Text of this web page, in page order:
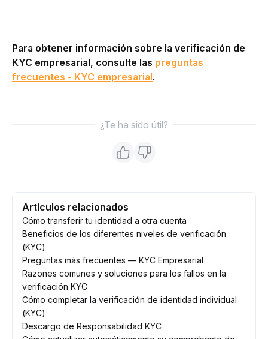
Para obtener información sobre la verificación de
KYC empresarial, consulte las preguntas
frecuentes - KYC empresarial.
¿Te ha sido útil?
Artículos relacionados
Cómo transferir tu identidad a otra cuenta
Beneficios de los diferentes niveles de verificación
(KYC)
Preguntas más frecuentes — KYC Empresarial
Razones comunes y soluciones para los fallos en la
verificación KYC
Cómo completar la verificación de identidad individual
(KYC)
Descargo de Responsabilidad KYC